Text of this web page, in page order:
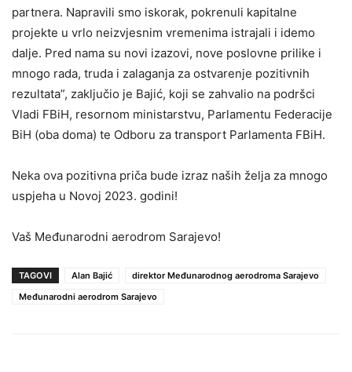
partnera. Napravili smo iskorak, pokrenuli kapitalne
projekte u vrlo neizvjesnim vremenima istrajali i idemo
dalje. Pred nama su novi izazovi, nove poslovne prilike i
mnogo rada, truda i zalaganja za ostvarenje pozitivnih
rezultata”, zaključio je Bajić, koji se zahvalio na podršci
Vladi FBiH, resornom ministarstvu, Parlamentu Federacije
BiH (oba doma) te Odboru za transport Parlamenta FBiH.
Neka ova pozitivna priča bude izraz naših želja za mnogo
uspjeha u Novoj 2023. godini!
Vaš Međunarodni aerodrom Sarajevo!
TAGOVI Alan Bajić
direktor Međunarodnog aerodroma Sarajevo
Međunarodni aerodrom Sarajevo